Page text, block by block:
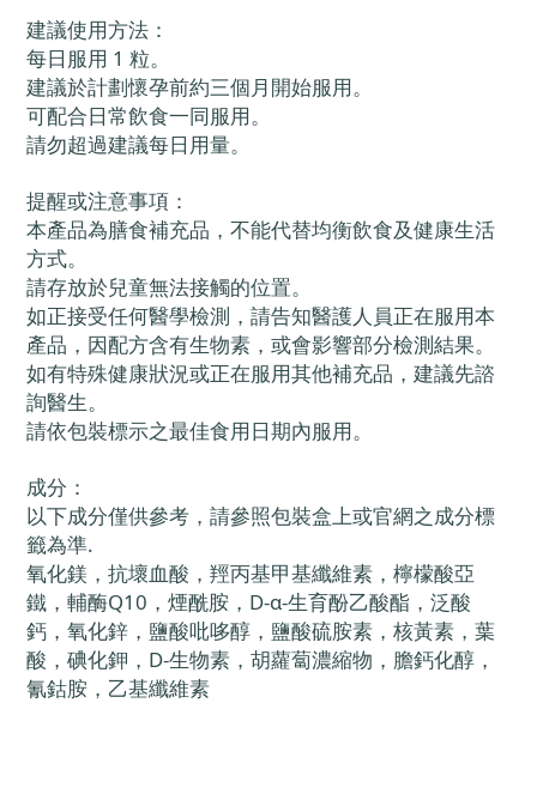
建議使用方法：
每日服用 1 粒。
建議於計劃懷孕前約三個月開始服用。
可配合日常飲食一同服用。
請勿超過建議每日用量。
提醒或注意事項：
本產品為膳食補充品，不能代替均衡飲食及健康生活
方式。
請存放於兒童無法接觸的位置。
如正接受任何醫學檢測，請告知醫護人員正在服用本
產品，因配方含有生物素，或會影響部分檢測結果。
如有特殊健康狀況或正在服用其他補充品，建議先諮
詢醫生。
請依包裝標示之最佳食用日期內服用。
成分：
以下成分僅供參考，請參照包裝盒上或官網之成分標
籤為準.
氧化鎂，抗壞血酸，羥丙基甲基纖維素，檸檬酸亞
鐵，輔酶Q10，煙酰胺，D-α-生育酚乙酸酯，泛酸
鈣，氧化鋅，鹽酸吡哆醇，鹽酸硫胺素，核黃素，葉
酸，碘化鉀，D-生物素，胡蘿蔔濃縮物，膽鈣化醇，
氰鈷胺，乙基纖維素